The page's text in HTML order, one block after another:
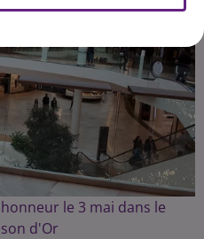
le 3 mai dans le
d'Or